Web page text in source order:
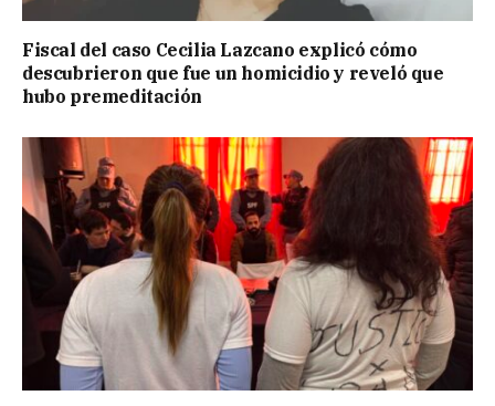
Fiscal del caso Cecilia Lazcano explicó cómo
descubrieron que fue un homicidio y reveló que
hubo premeditación